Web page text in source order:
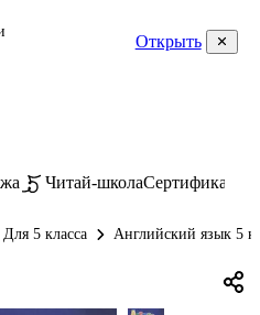
Открыть
Читай-школаСертификаты
Для 5 класса Английский язык 5